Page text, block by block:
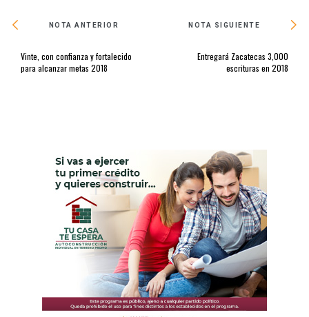
NOTA ANTERIOR
Vinte, con confianza y fortalecido
para alcanzar metas 2018
NOTA SIGUIENTE
Entregará Zacatecas 3,000
escrituras en 2018